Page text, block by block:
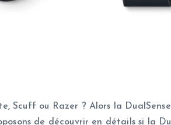
Scuff ou Razer ? Alors la
de découvrir en détails si la